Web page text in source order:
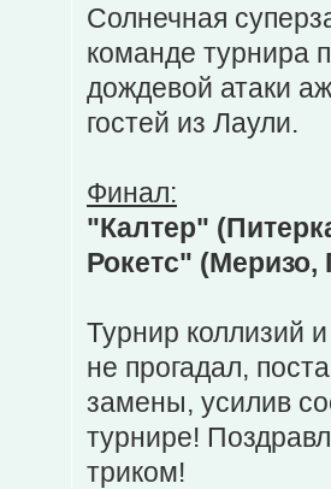
Солнечная
команде турнира
дождевой атаки
гостей из Лаули.
Финал:
"Калтер"
Рокетс" (Меризо,
Турнир коллизий
не прогадал,
замены, усилив
турнире!
триком!